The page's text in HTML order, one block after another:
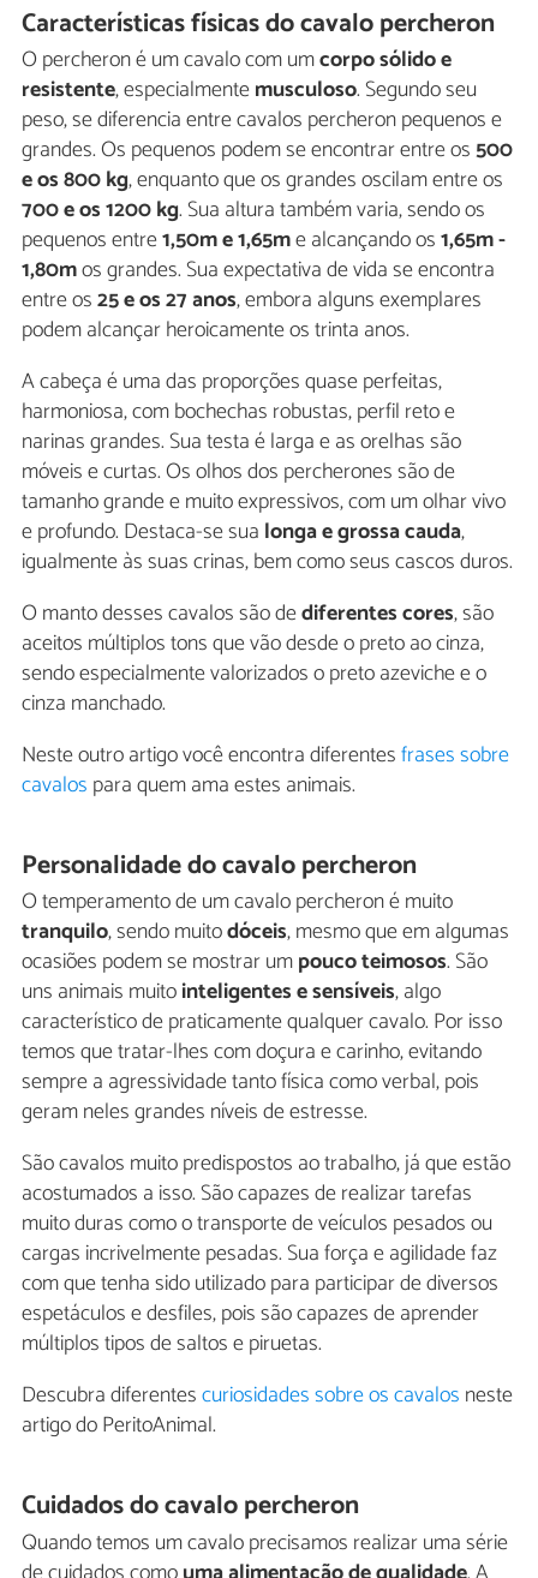
Características físicas do cavalo percheron
O percheron é um cavalo com umcorpo sólido e
resistente, especialmentemusculoso. Segundo seu
peso, se diferencia entre cavalos percheron pequenos e
grandes. Os pequenos podem se encontrar entre os500
e os 800 kg, enquanto que os grandes oscilam entre os
700 e os 1200 kg. Sua altura também varia, sendo os
pequenos entre1,50m e 1,65me alcançando os1,65m -
1,80mos grandes. Sua expectativa de vida se encontra
entre os25 e os 27 anos, embora alguns exemplares
podem alcançar heroicamente os trinta anos.
A cabeça é uma das proporções quase perfeitas,
harmoniosa, com bochechas robustas, perfil reto e
narinas grandes. Sua testa é larga e as orelhas são
móveis e curtas. Os olhos dos percherones são de
tamanho grande e muito expressivos, com um olhar vivo
e profundo. Destaca-se sua longa e grossa cauda,
igualmente às suas crinas, bem como seus cascos duros.
O manto desses cavalos são dediferentes cores, são
aceitos múltiplos tons que vão desde o preto ao cinza,
sendo especialmente valorizados o preto azeviche e o
cinza manchado.
Neste outro artigo você encontra diferentesfrases sobre
cavalos para quem ama estes animais.
Personalidade do cavalo percheron
O temperamento de um cavalo percheron é muito
tranquilo, sendo muitodóceis, mesmo que em algumas
ocasiões podem se mostrar umpouco teimosos. São
uns animais muitointeligentes e sensíveis, algo
característico de praticamente qualquer cavalo. Por isso
temos que tratar-lhes com doçura e carinho, evitando
sempre a agressividade tanto física como verbal, pois
geram neles grandes níveis de estresse.
São cavalos muito predispostos ao trabalho, já que estão
acostumados a isso. São capazes de realizar tarefas
muito duras como o transporte de veículos pesados ou
cargas incrivelmente pesadas. Sua força e agilidade faz
com que tenha sido utilizado para participar de diversos
espetáculos e desfiles, pois são capazes de aprender
múltiplos tipos de saltos e piruetas.
Descubra diferentescuriosidades sobre os cavalos neste
artigo do PeritoAnimal.
Cuidados do cavalo percheron
Quando temos um cavalo precisamos realizar uma série